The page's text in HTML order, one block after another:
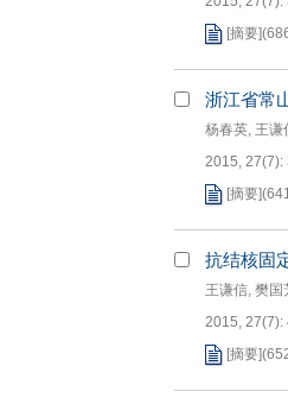
2015, 27(7):
[摘要](686
浙江省常
杨春英, 王谦
2015, 27(7):
[摘要](
抗结核固
王谦信, 樊国
2015, 27(7):
[摘要](